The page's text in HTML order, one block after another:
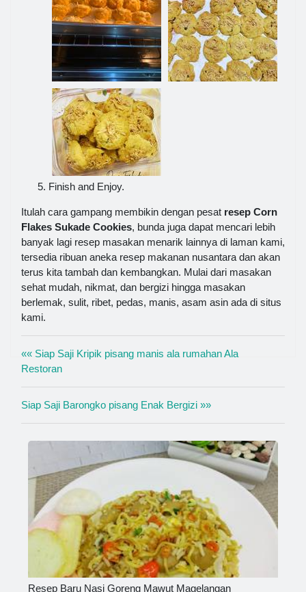
Finish and Enjoy.
Itulah cara gampang membikin dengan pesat resep Corn
Flakes Sukade Cookies, bunda juga dapat mencari lebih
banyak lagi resep masakan menarik lainnya di laman kami,
tersedia ribuan aneka resep makanan nusantara dan akan
terus kita tambah dan kembangkan. Mulai dari masakan
sehat mudah, nikmat, dan bergizi hingga masakan
berlemak, sulit, ribet, pedas, manis, asam asin ada di situs
kami.
«« Siap Saji Kripik pisang manis ala rumahan Ala
Restoran
Siap Saji Barongko pisang Enak Bergizi »»
Resep Baru Nasi Goreng Mawut Magelangan